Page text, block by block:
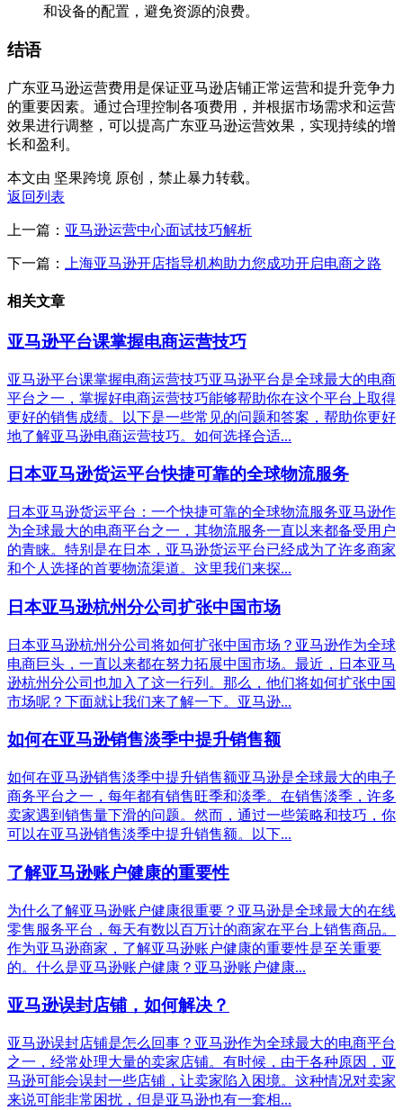
和设备的配置，避免资源的浪费。
结语
广东亚马逊运营费用是保证亚马逊店铺正常运营和提升竞争力
的重要因素。通过合理控制各项费用，并根据市场需求和运营
效果进行调整，可以提高广东亚马逊运营效果，实现持续的增
长和盈利。
本文由 坚果跨境 原创，禁止暴力转载。
返回列表
上一篇： 亚马逊运营中心面试技巧解析
下一篇： 上海亚马逊开店指导机构助力您成功开启电商之路
相关文章
亚马逊平台课掌握电商运营技巧
亚马逊平台课掌握电商运营技巧亚马逊平台是全球最大的电商
平台之一，掌握好电商运营技巧能够帮助你在这个平台上取得
更好的销售成绩。以下是一些常见的问题和答案，帮助你更好
地了解亚马逊电商运营技巧。如何选择合适...
日本亚马逊货运平台快捷可靠的全球物流服务
日本亚马逊货运平台：一个快捷可靠的全球物流服务亚马逊作
为全球最大的电商平台之一，其物流服务一直以来都备受用户
的青睐。特别是在日本，亚马逊货运平台已经成为了许多商家
和个人选择的首要物流渠道。这里我们来探...
日本亚马逊杭州分公司扩张中国市场
日本亚马逊杭州分公司将如何扩张中国市场？亚马逊作为全球
电商巨头，一直以来都在努力拓展中国市场。最近，日本亚马
逊杭州分公司也加入了这一行列。那么，他们将如何扩张中国
市场呢？下面就让我们来了解一下。亚马逊...
如何在亚马逊销售淡季中提升销售额
如何在亚马逊销售淡季中提升销售额亚马逊是全球最大的电子
商务平台之一，每年都有销售旺季和淡季。在销售淡季，许多
卖家遇到销售量下滑的问题。然而，通过一些策略和技巧，你
可以在亚马逊销售淡季中提升销售额。以下...
了解亚马逊账户健康的重要性
为什么了解亚马逊账户健康很重要？亚马逊是全球最大的在线
零售服务平台，每天有数以百万计的商家在平台上销售商品。
作为亚马逊商家，了解亚马逊账户健康的重要性是至关重要
的。什么是亚马逊账户健康？亚马逊账户健康...
亚马逊误封店铺，如何解决？
亚马逊误封店铺是怎么回事？亚马逊作为全球最大的电商平台
之一，经常处理大量的卖家店铺。有时候，由于各种原因，亚
马逊可能会误封一些店铺，让卖家陷入困境。这种情况对卖家
来说可能非常困扰，但是亚马逊也有一套相...